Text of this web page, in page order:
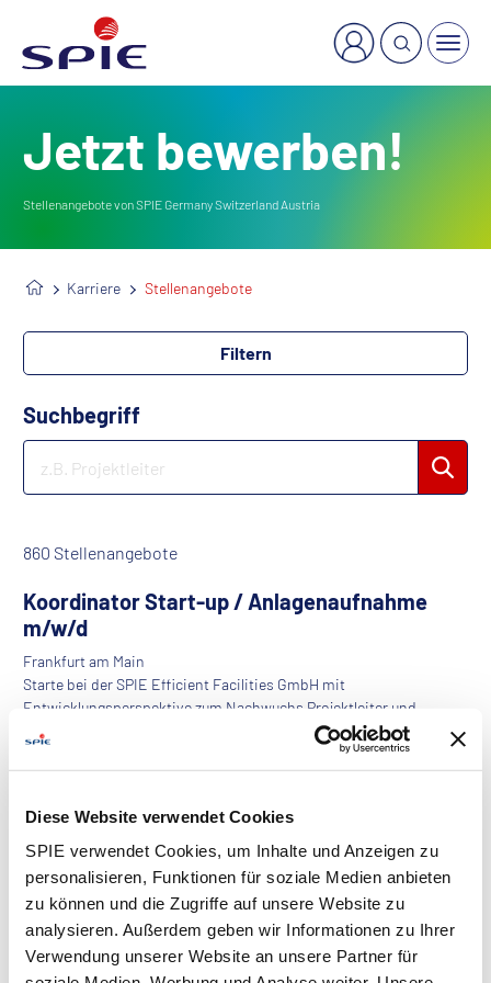
Diese Website verwendet Cookies
SPIE verwendet Cookies, um Inhalte und Anzeigen zu
personalisieren, Funktionen für soziale Medien anbieten
zu können und die Zugriffe auf unsere Website zu
analysieren. Außerdem geben wir Informationen zu Ihrer
Verwendung unserer Website an unsere Partner für
Jetzt bewerben!
Stellenangebote von SPIE Germany Switzerland Austria
Karriere Stellenangebote
Filtern
Suchbegriff
860 Stellenangebote
Koordinator Start-up / Anlagenaufnahme
m/w/d
Frankfurt am Main
Starte bei der SPIE Efficient Facilities GmbH mit
Entwicklungsperspektive zum Nachwuchs Projektleiter und
verstärke unser Team zum nächstmöglichen Zei...
Prozesstechnik m/w/d
Nürnberg
Wir, bei SPIE Life Science Engineering GmbH mit über 150
Ingenieuren, Technikern, Konstrukteuren und kaufmännischen
Kolleginnen und Kollegen, planen ...